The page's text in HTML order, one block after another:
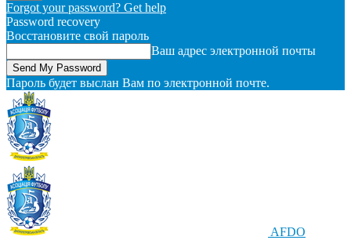
Forgot your password? Get help
Password recovery
Восстановите свой пароль
Ваш адрес электронной почты
Пароль будет выслан Вам по электронной почте.
AFDO